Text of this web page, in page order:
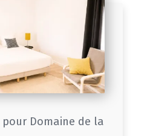
Domaine de la